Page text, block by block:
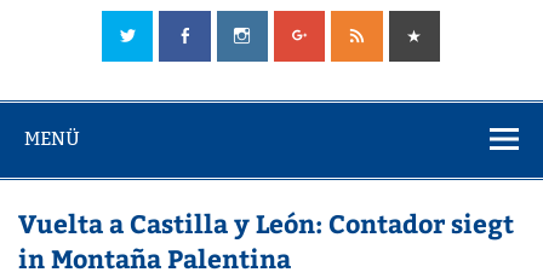
MENÜ
Vuelta a Castilla y León: Contador siegt
in Montaña Palentina